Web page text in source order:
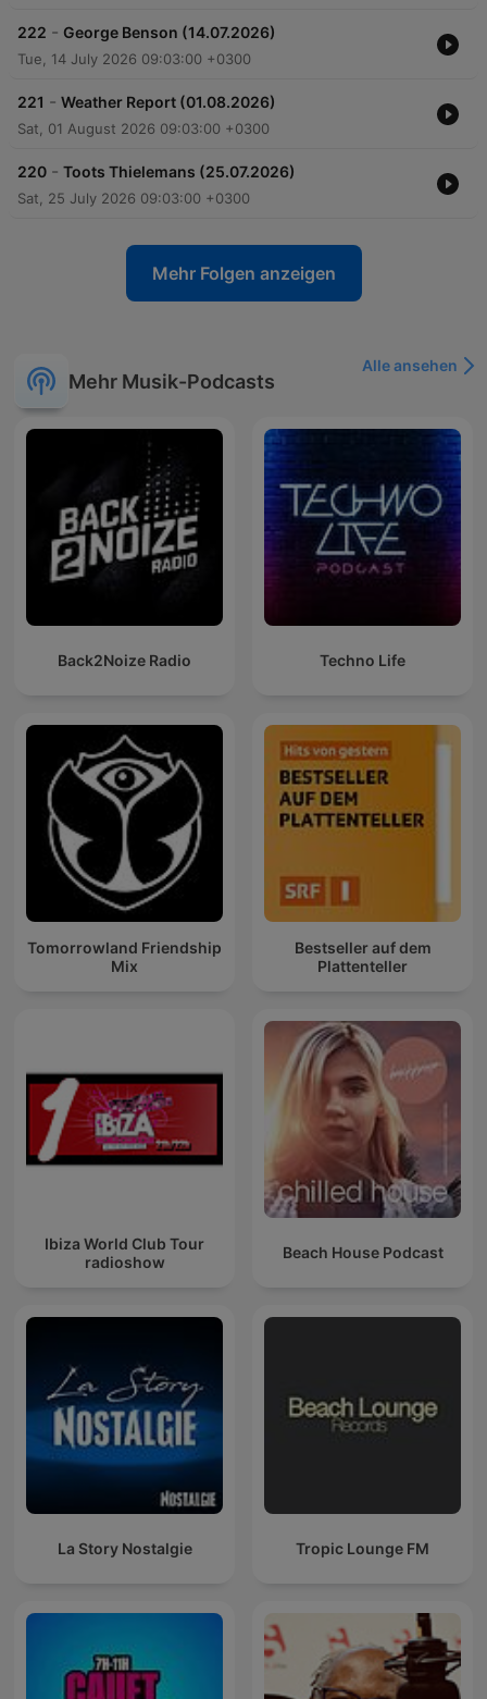
222 - George Benson (14.07.2026)
Tue, 14 July 2026 09:03:00 +0300
221 - Weather Report (01.08.2026)
Sat, 01 August 2026 09:03:00 +0300
220 - Toots Thielemans (25.07.2026)
Sat, 25 July 2026 09:03:00 +0300
Mehr Folgen anzeigen
Mehr Musik-Podcasts
Alle ansehen
Back2Noize Radio Techno Life
Tomorrowland Friendship
Mix
Bestseller auf dem
Plattenteller
Ibiza World Club Tour
radioshow
Beach House Podcast
La Story Nostalgie Tropic Lounge FM